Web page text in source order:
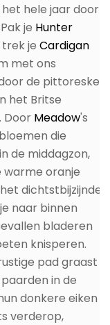
hele jaar door
je Hunter
je Cardigan
met ons
de pittoreske
het Britse
Door Meadow's
die
de middagzon,
warme oranje
dichtstbijzijnde
je naar binnen
bladeren
knisperen.
pad graast
in de
donkere eiken
verderop,